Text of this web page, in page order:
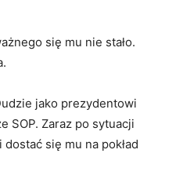
się mu nie stało.
jako prezydentowi
SOP. Zaraz po sytuacji
się mu na pokład